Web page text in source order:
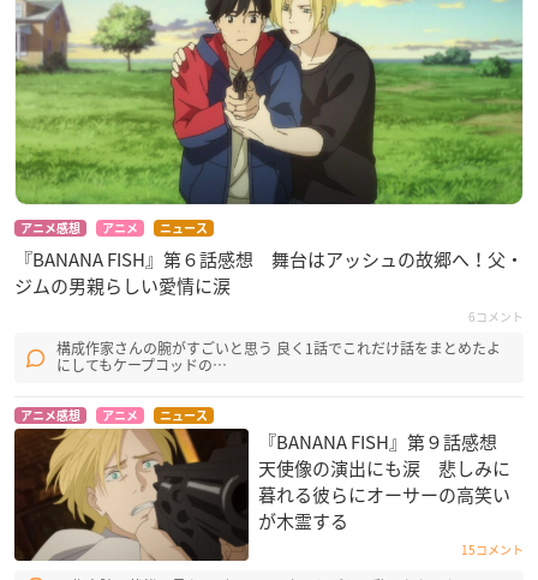
アニメ感想 アニメ ニュース
『BANANA FISH』第６話感想 舞台はアッシュの故郷へ！父・
ジムの男親らしい愛情に涙
6コメント
構成作家さんの腕がすごいと思う 良く1話でこれだけ話をまとめたよ
にしてもケープコッドの…
アニメ感想 アニメ ニュース
『BANANA FISH』第９話感想
天使像の演出にも涙 悲しみに
暮れる彼らにオーサーの高笑い
が木霊する
15コメント